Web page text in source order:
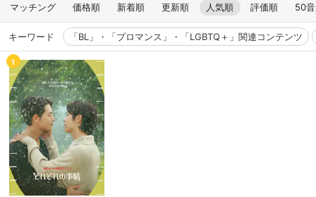
マッチング 価格順 新着順 更新順 人気順 評価順 50
キーワード 「BL」・「ブロマンス」・「LGBTQ＋」関連コンテンツ
1